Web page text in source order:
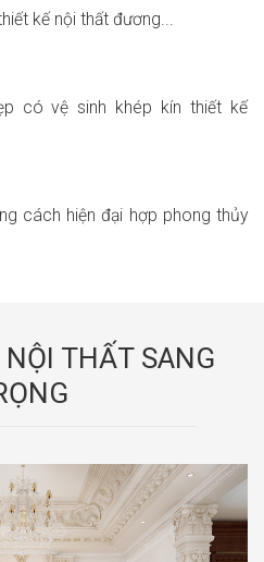
kế nội thất đương...
có vệ sinh khép kín thiết kế
cách hiện đại hợp phong thủy
THẤT SANG